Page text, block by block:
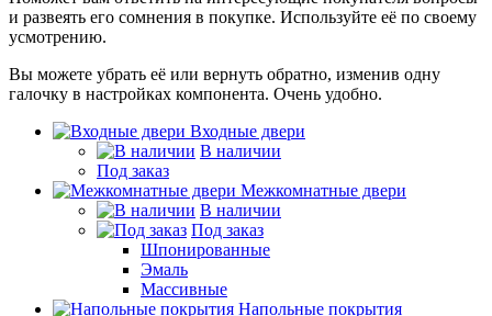
и развеять его сомнения в покупке. Используйте её по своему
усмотрению.
Вы можете убрать её или вернуть обратно, изменив одну
галочку в настройках компонента. Очень удобно.
Входные двери
В наличии
Под заказ
Межкомнатные двери
В наличии
Под заказ
Шпонированные
Эмаль
Массивные
Напольные покрытия